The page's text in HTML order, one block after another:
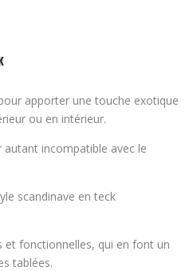
apporter une touche exotique
ou en intérieur.
autant incompatible avec le
scandinave en teck
et fonctionnelles, qui en font un
tablées.